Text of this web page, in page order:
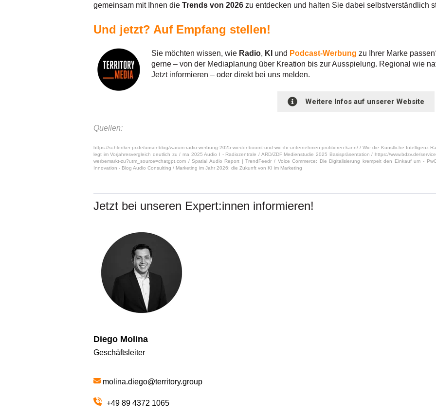
gemeinsam mit Ihnen die Trends von 2026 zu entdecken und halten Sie dabei selbstverständlich
Und jetzt? Auf Empfang stellen!
Sie möchten wissen, wie Radio, KI und Podcast-Werbung zu Ihrer Marke
gerne – von der Mediaplanung über Kreation bis zur Ausspielung. Regional wie
Jetzt informieren – oder direkt bei uns melden.
Weitere Infos auf unserer Website
Quellen:
https://schlenker-pr.de/unser-blog/warum-radio-werbung-2025-wieder-boomt-und-wie-ihr-unternehmen-profitieren-kann/ /Wie die Künstliche Intelligenz
legt im Vorjahresvergleich deutlich zu / ma 2025 Audio I - Radiozentrale / ARD/ZDF Medienstudie 2025 Basispräsentation /https://www.bdzv.de/
werbemarkt-zu?utm_source=chatgpt.com /Spatial Audio Report | TrendFeedr / Voice Commerce: Die Digitalisierung krempelt den Einkauf um -
Innovation - Blog Audio Consulting / Marketing im Jahr 2026: die Zukunft von KI im Marketing
Jetzt bei unseren Expert:innen informieren!
Diego Molina
Geschäftsleiter
molina.diego@territory.group
+49 89 4372 1065